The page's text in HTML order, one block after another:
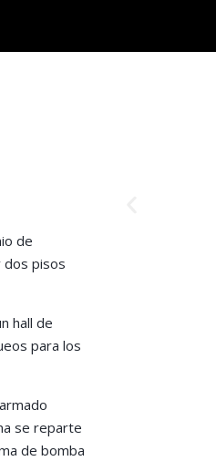
de
pisos
hall de
para los
se reparte
de bomba